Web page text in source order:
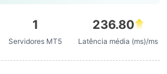
1
Servidores MT5
236.80
Latência média (ms)/ms